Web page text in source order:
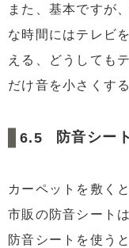
また、基本ですが
な時間にはテレビ
える、どうしても
だけ音を小さくす
防音シー
カーペットを敷く
市販の防音シート
防音シートを使う